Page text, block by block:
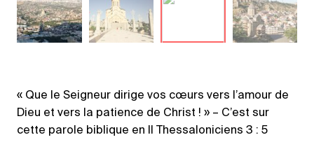
« Que le Seigneur dirige vos cœurs vers l’amour de
Dieu et vers la patience de Christ ! » – C’est sur
cette parole biblique en II Thessaloniciens 3 : 5